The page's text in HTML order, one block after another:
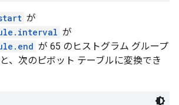
が
が
が 65 のヒストグラム グループ
、次のピボット テーブルに変換でき